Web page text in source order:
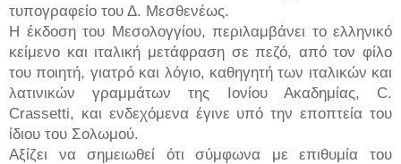
τυπογραφείο του Δ. Μεσθενέως.
Η έκδοση του Μεσολογγίου, περιλαμβάνει το ελληνικό
κείμενο και ιταλική μετάφραση σε πεζό, από τον φίλο
του ποιητή, γιατρό και λόγιο, καθηγητή των ιταλικών και
λατινικών γραμμάτων της Ιονίου Ακαδημίας, C.
Crassetti, και ενδεχόμενα έγινε υπό την εποπτεία του
ίδιου του Σολωμού.
Αξίζει να σημειωθεί ότι σύμφωνα με επιθυμία του